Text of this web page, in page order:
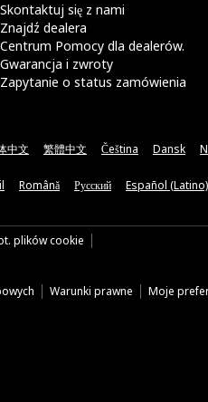
Skontaktuj się z nami
Znajdź dealera
Centrum Pomocy dla dealerów.
Gwarancja i zwroty
Zapytanie o status zamówienia
中文 繁體中文 Čeština Dansk
Română Русский Español (Latino)
plików cookie
Warunki prawne Moje